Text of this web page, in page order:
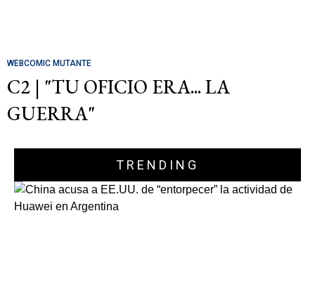
WEBCOMIC MUTANTE
C2 | "TU OFICIO ERA... LA
GUERRA"
TRENDING